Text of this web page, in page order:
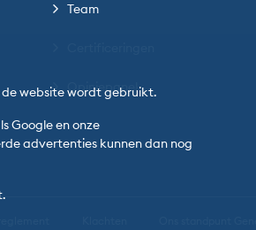
website wordt gebruikt.
Google en onze
advertenties kunnen dan nog
Team
Opiniepanel